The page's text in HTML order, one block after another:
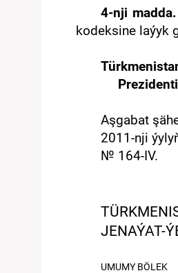
4-nji madda.
kodeksine laýyk
Prezidenti
Aşgabat
2011 -nji
№ 164-IV.
JENAÝAT-
UMUMY BÖLEK